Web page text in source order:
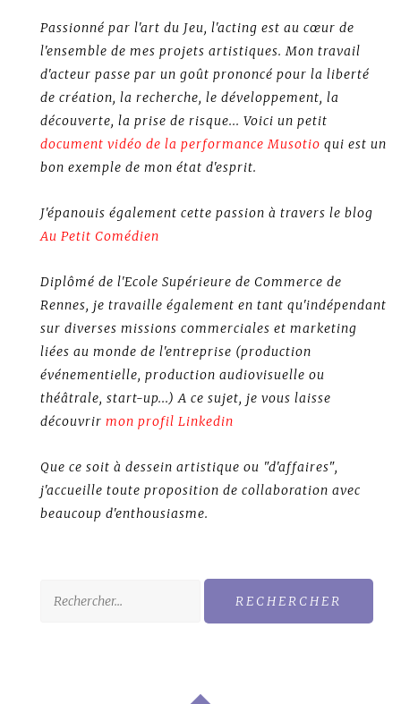
Passionné par l'art du Jeu, l'acting est au cœur de
l'ensemble de mes projets artistiques. Mon travail
d'acteur passe par un goût prononcé pour la liberté
de création, la recherche, le développement, la
découverte, la prise de risque... Voici un petit
document vidéo de la performance Musotio qui est un
bon exemple de mon état d'esprit.
J'épanouis également cette passion à travers le blog
Au Petit Comédien
Diplômé de l'Ecole Supérieure de Commerce de
Rennes, je travaille également en tant qu'indépendant
sur diverses missions commerciales et marketing
liées au monde de l'entreprise (production
événementielle, production audiovisuelle ou
théâtrale, start-up...) A ce sujet, je vous laisse
découvrir mon profil Linkedin
Que ce soit à dessein artistique ou "d'affaires",
j'accueille toute proposition de collaboration avec
beaucoup d'enthousiasme.